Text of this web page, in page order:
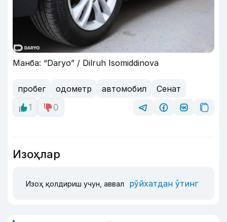
Манба: “Daryo” / Dilruh Isomiddinova
пробег одометр автомобил
Сенат
1
0
Изоҳлар
Изоҳ қолдириш учун, аввал рўйхатдан ўтинг